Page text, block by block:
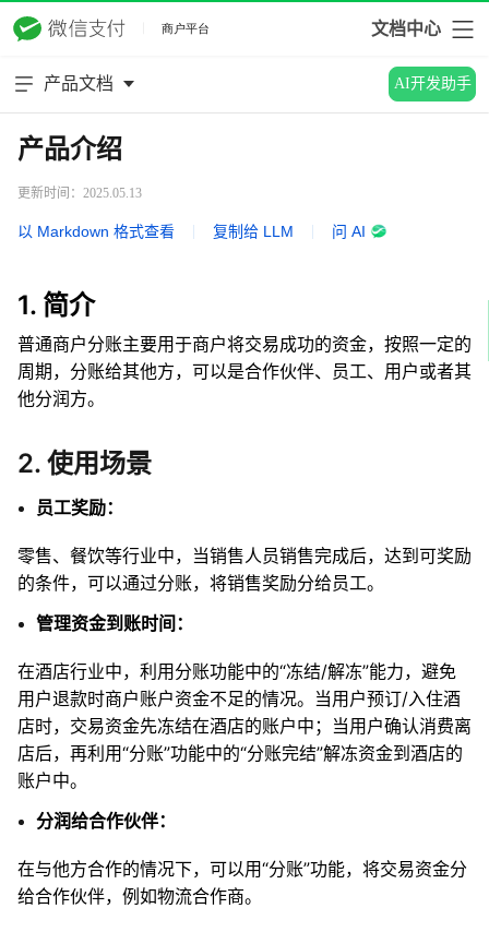
文档中心
产品文档 AI开发助手
产品介绍
更新时间：2025.05.13
以 Markdown 格式查看 复制给 LLM 问 AI
1. 简介
普通商户分账主要用于商户将交易成功的资金，按照一定的
周期，分账给其他方，可以是合作伙伴、员工、用户或者其
他分润方。
2. 使用场景
员工奖励：
零售、餐饮等行业中，当销售人员销售完成后，达到可奖励
的条件，可以通过分账，将销售奖励分给员工。
管理资金到账时间：
在酒店行业中，利用分账功能中的“冻结/解冻”能力，避免
用户退款时商户账户资金不足的情况。当用户预订/入住酒
店时，交易资金先冻结在酒店的账户中；当用户确认消费离
店后，再利用“分账”功能中的“分账完结”解冻资金到酒店的
账户中。
分润给合作伙伴：
在与他方合作的情况下，可以用“分账”功能，将交易资金分
给合作伙伴，例如物流合作商。